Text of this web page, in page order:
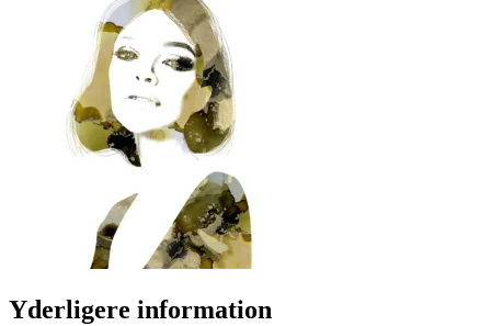
Yderligere information